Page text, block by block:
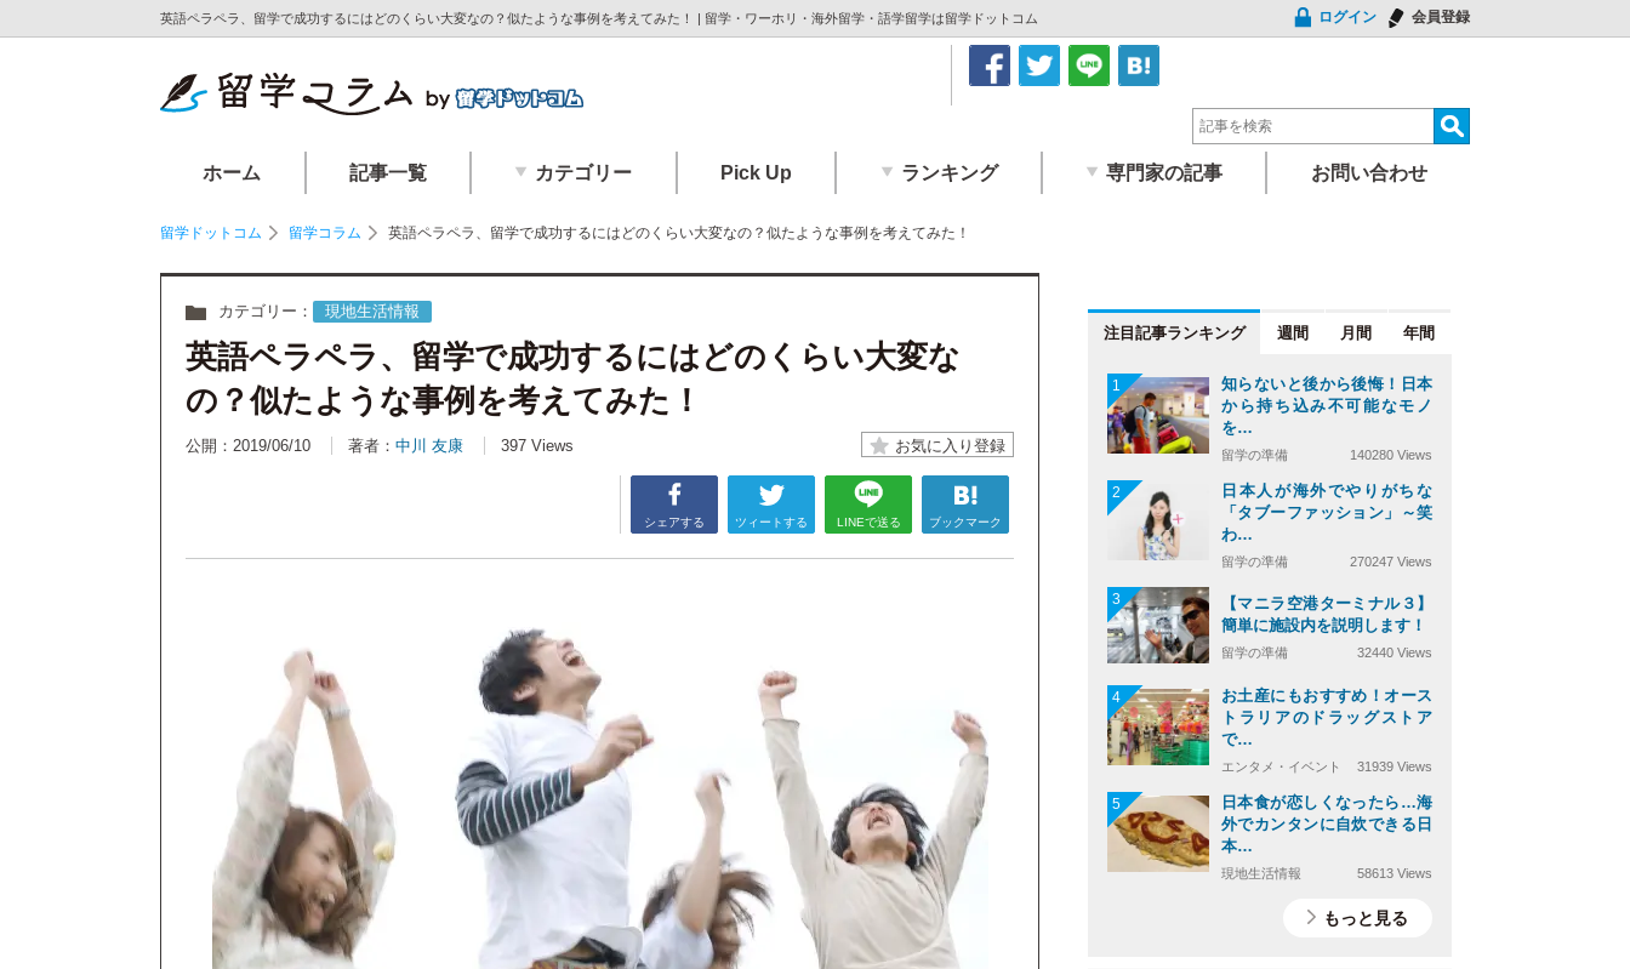
英語ペラペラ、留学で成功するにはどのくらい大変なの？似たような事例を考えてみた！ | 留学・ワーホリ・海外留学・語学留学は留学ドットコム ログイン 会員登録
ホーム 記事一覧 カテゴリー Pick Up ランキング 専門家の記事 お問い合わせ
留学ドットコム 留学コラム 英語ペラペラ、留学で成功するにはどのくらい大変なの？似たような事例を考えてみた！
カテゴリー： 現地生活情報
英語ペラペラ、留学で成功するにはどのくらい大変な
の？似たような事例を考えてみた！
公開：2019/06/10 著者： 中川 友康 397 Views
シェアする ツィートする LINEで送る ブックマーク
注目記事 週間 月間 年間
1
知らないと後から後悔！日本
から持ち込み不可能なモノ
を…
留学の準備 140280 Views
2
日本人が海外でやりがちな
「タブーファッション」～笑
わ…
留学の準備 270247 Views
3
【マニラ空港ターミナル３】
簡単に施設内を説明します！
留学の準備 32440 Views
4
お土産にもおすすめ！オース
トラリアのドラッグストア
で…
エンタメ・イベント 31939 Views
5
日本食が恋しくなったら…海
外でカンタンに自炊できる日
本…
現地生活情報 58613 Views
もっと見る